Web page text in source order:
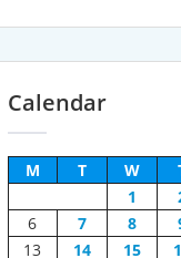
Calendar
M T W
1
6
7 8
13
14 15